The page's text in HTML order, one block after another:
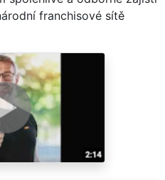
franchisové sítě